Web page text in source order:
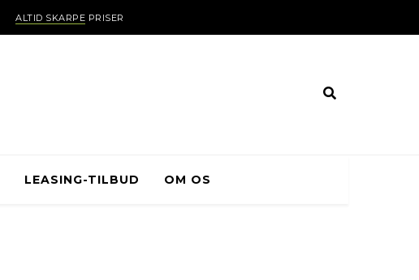
ALTID SKARPE PRISER
LEASING-TILBUD OM OS